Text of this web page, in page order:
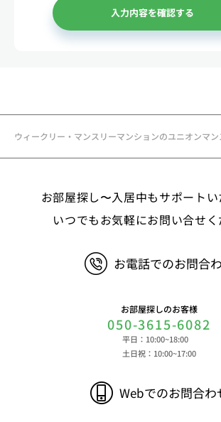
ウィークリー・マンスリーマンションのユニオンマン
たします。
3.弊社が保有する個人情報 （1）マンス
メールアドレス、アカウントのIDおよび
等 ③決済に関する情報 クレジットカー
ービスのご利用に際して取得する情報
子、広告識別子、IPアドレス、クッキーデ
閲覧時刻、リファラー情報ならびにクッキ
対するお問い合わせ・ご連絡等に関する
た、お客様の個人情報は、弊社のデータベ
テムに登録されます。登録されるお客様の
積書等をもとに登録されます。 （2）弊
借契約を締結している不動産所有者様およ
入力内容を確認する
お部屋探し〜入居中もサポートい
いつでもお気軽にお問い合せく
お電話でのお問合
お部屋探しのお客様
050-3615-6082
平日：10:00~18:00
土日祝：10:00~17:00
Webでのお問合わ